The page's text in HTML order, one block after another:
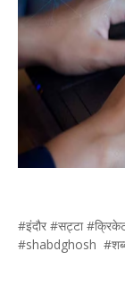
#इंदौर #सट्टा
#shabdghosh